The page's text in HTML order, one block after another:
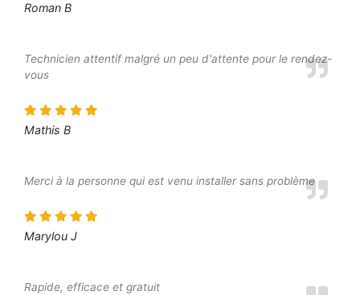
Roman B
Technicien attentif malgré un peu d'attente pour le rendez-
vous
Mathis B
Merci à la personne qui est venu installer sans problème
Marylou J
Rapide, efficace et gratuit